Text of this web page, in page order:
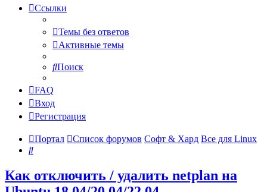
Ссылки
Темы без ответов
Активные темы
Поиск
FAQ
Вход
Регистрация
Портал Список форумов Софт & Хард Все для Linux
Поиск
Как отключить / удалить netplan на